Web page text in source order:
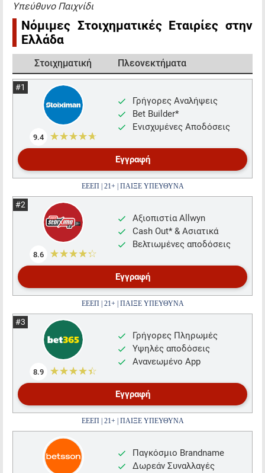
Υπεύθυνο Παιχνίδι
Νόμιμες Στοιχηματικές Εταιρίες στην
Ελλάδα
Στοιχηματική Πλεονεκτήματα
9.4 ☆☆☆☆☆
★★★★★
Γρήγορες Αναλήψεις
Bet Builder*
Ενισχυμένες Αποδόσεις
Εγγραφή
ΕΕΕΠ | 21+ | ΠΑΙΞΕ ΥΠΕΥΘΥΝΑ
8.6 ☆☆☆☆☆
★★★★★
Αξιοπιστία Allwyn
Cash Out* & Ασιατικά
Βελτιωμένες αποδόσεις
Εγγραφή
ΕΕΕΠ | 21+ | ΠΑΙΞΕ ΥΠΕΥΘΥΝΑ
8.9 ☆☆☆☆☆
★★★★★
Γρήγορες Πληρωμές
Υψηλές αποδόσεις
Ανανεωμένο App
Εγγραφή
ΕΕΕΠ | 21+ | ΠΑΙΞΕ ΥΠΕΥΘΥΝΑ
Παγκόσμιο Brandname
Δωρεάν Συναλλαγές